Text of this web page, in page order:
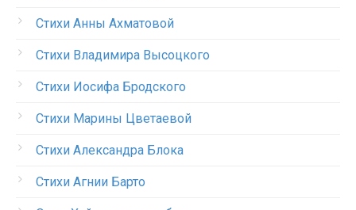
Стихи Анны Ахматовой
Стихи Владимира Высоцкого
Стихи Иосифа Бродского
Стихи Марины Цветаевой
Стихи Александра Блока
Стихи Агнии Барто